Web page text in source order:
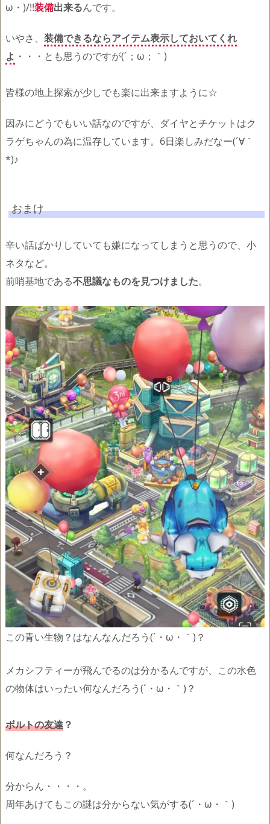
ω・)/!!装備出来るんです。
いやさ、 装備できるならアイテム表示しておいてくれ
よ ・・・とも思うのですが(´；ω；｀)
皆様の地上探索が少しでも楽に出来ますように☆
因みにどうでもいい話なのですが、ダイヤとチケットはク
ラゲちゃんの為に温存しています。6日楽しみだなー(´∀｀
*)♪
おまけ
辛い話ばかりしていても嫌になってしまうと思うので、小
ネタなど。
前哨基地である不思議なものを見つけました。
この青い生物？はなんなんだろう(´・ω・｀)？
メカシフティーが飛んでるのは分かるんですが、この水色
の物体はいったい何なんだろう(´・ω・｀)？
ボルトの友達？
何なんだろう？
分からん・・・・。
周年あけてもこの謎は分からない気がする(´・ω・｀)